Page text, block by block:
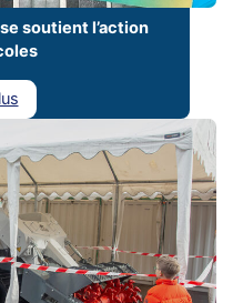
soutient l’action